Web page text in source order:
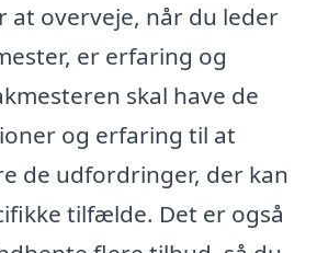
at overveje, når du leder
er erfaring og
skal have de
og erfaring til at
de udfordringer, der kan
tilfælde. Det er også